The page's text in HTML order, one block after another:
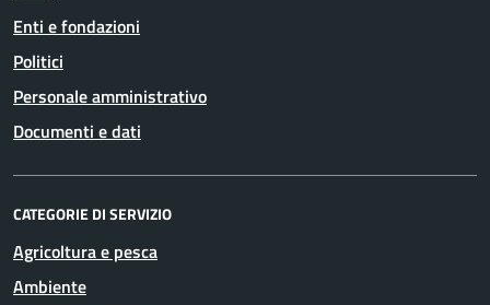
Enti e fondazioni
Politici
Personale amministrativo
Documenti e dati
CATEGORIE DI SERVIZIO
Agricoltura e pesca
Ambiente